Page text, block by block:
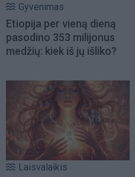
Gyvenimas
Etiopija per vieną dieną
pasodino 353 milijonus
medžių: kiek iš jų išliko?
Laisvalaikis